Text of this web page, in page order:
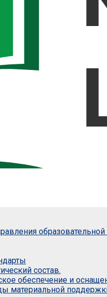
состав.
обеспечение и
материальной